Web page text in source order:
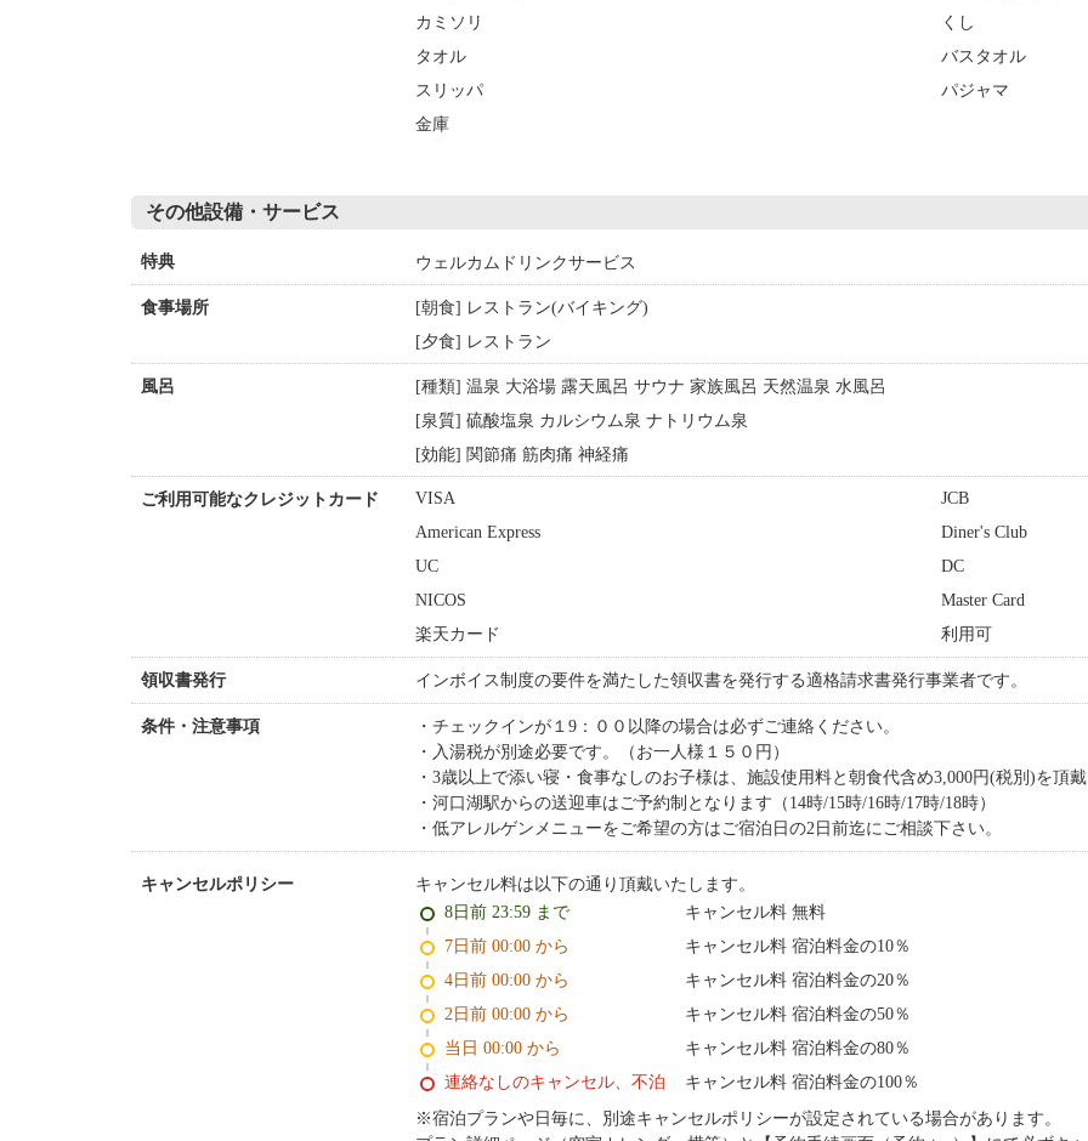
カミソリ
くし
タオル
バスタオル
スリッパ
パジャマ
金庫
その他設備・サービス
特典 ウェルカムドリンクサービス
食事場所
[朝食] レストラン(バイキング)
[夕食] レストラン
風呂
[種類] 温泉 大浴場 露天風呂 サウナ 家族風呂 天然温泉 水風呂
[泉質] 硫酸塩泉 カルシウム泉 ナトリウム泉
[効能] 関節痛 筋肉痛 神経痛
ご利用可能なクレジットカード VISA
JCB
American Express
Diner's Club
UC
DC
NICOS
Master Card
楽天カード
利用可
領収書発行 インボイス制度の要件を満たした領収書を発行する適格請求書発行事業者です。
条件・注意事項
チェックインが１9：００以降の場合は必ずご連絡ください。
入湯税が別途必要です。（お一人様１５０円）
3歳以上で添い寝・食事なしのお子様は、施設使用料と朝食代含め3,000円(税別)を頂戴
河口湖駅からの送迎車はご予約制となります（14時/15時/16時/17時/18時）
低アレルゲンメニューをご希望の方はご宿泊日の2日前迄にご相談下さい。
キャンセルポリシー キャンセル料は以下の通り頂戴いたします。
8日前 23:59 まで
キャンセル料 無料
7日前 00:00 から
キャンセル料 宿泊料金の10％
4日前 00:00 から
キャンセル料 宿泊料金の20％
2日前 00:00 から
キャンセル料 宿泊料金の50％
当日 00:00 から
キャンセル料 宿泊料金の80％
連絡なしのキャンセル、不泊
キャンセル料 宿泊料金の100％
※宿泊プランや日毎に、別途キャンセルポリシーが設定されている場合があります。